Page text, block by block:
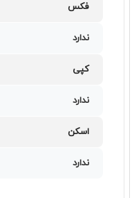
فکس
ندارد
کپی
ندارد
اسکن
ندارد